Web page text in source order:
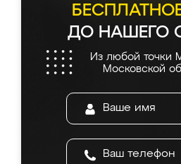
ДО НАШЕГО
Из любой точки
Московской